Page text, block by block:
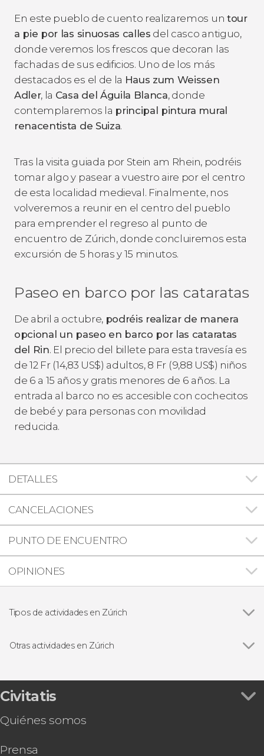
En este pueblo de cuento realizaremos un tour
a pie por las sinuosas calles del casco antiguo,
donde veremos los frescos que decoran las
fachadas de sus edificios. Uno de los más
destacados es el de la Haus zum Weissen
Adler, la Casa del Águila Blanca, donde
contemplaremos la principal pintura mural
renacentista de Suiza.
Tras la visita guiada por Stein am Rhein, podréis
tomar algo y pasear a vuestro aire por el centro
de esta localidad medieval. Finalmente, nos
volveremos a reunir en el centro del pueblo
para emprender el regreso al punto de
encuentro de Zúrich, donde concluiremos esta
excursión de 5 horas y 15 minutos.
Paseo en barco por las cataratas
De abril a octubre, podréis realizar de manera
opcional un paseo en barco por las cataratas
del Rin. El precio del billete para esta travesía es
de 12 Fr(14,83 US$) adultos, 8 Fr (9,88 US$) niños
de 6 a 15 años y gratis menores de 6 años. La
entrada al barco no es accesible con cochecitos
de bebé y para personas con movilidad
reducida.
DETALLES
CANCELACIONES
PUNTO DE ENCUENTRO
OPINIONES
Tipos de actividades en Zúrich
Excursiones de un día
Otras actividades en Zúrich
Swiss Travel Pass
Rafting en Interlaken
Zürich Card
Excursión a Grindelwald con clase de esquí
Civitatis
Quiénes somos
Prensa